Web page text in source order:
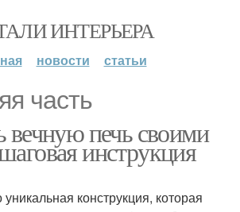
ИНТЕРЬЕРА
новости статьи
часть
вечную печь своими
инструкция
конструкция, которая